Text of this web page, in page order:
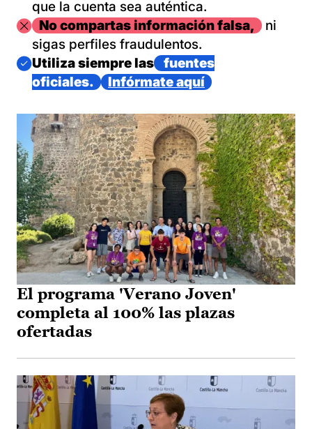
que la cuenta sea auténtica.
ImagenNo compartas información falsa,
ni
sigas perfiles fraudulentos.
Imagen
Utiliza siempre las
fuentes
oficiales.
Infórmate aquí
El programa 'Verano Joven'
completa al 100% las plazas
ofertadas